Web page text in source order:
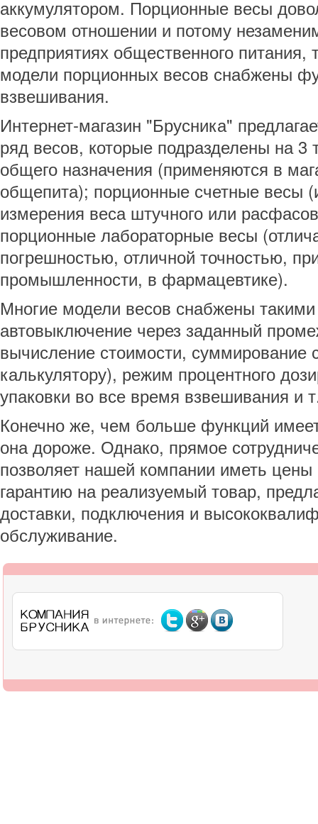
аккумулятором. Порционные весы
весовом отношении и потому
предприятиях общественного
модели порционных весов снабжены
взвешивания.
Интернет-магазин "Брусника"
ряд весов, которые подразделены на
общего назначения (применяются в
общепита); порционные счетные весы
измерения веса штучного или
порционные лабораторные весы
погрешностью, отличной точностью,
промышленности, в фармацевтике).
Многие модели весов снабжены
автовыключение через заданный
вычисление стоимости, суммирование
калькулятору), режим процентного
упаковки во все время взвешивания и
Конечно же, чем больше функций
она дороже. Однако, прямое
позволяет нашей компании иметь
гарантию на реализуемый товар,
доставки, подключения и
обслуживание.